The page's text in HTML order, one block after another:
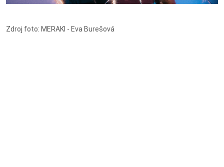
Zdroj foto: MERAKI - Eva Burešová